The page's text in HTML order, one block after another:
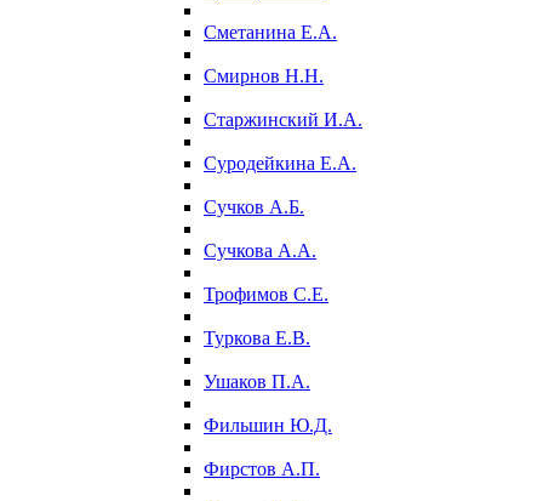
Сметанина Е.А.
Смирнов Н.Н.
Старжинский И.А.
Суродейкина Е.А.
Сучков А.Б.
Сучкова А.А.
Трофимов С.Е.
Туркова Е.В.
Ушаков П.А.
Фильшин Ю.Д.
Фирстов А.П.